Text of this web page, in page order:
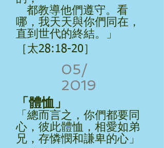
都教導他們遵守。看
哪，我天天與你們同在，
直到世代的終結。」
［太28:18-20］
05/
2019
「體恤」
「總而言之，你們都要同
心，彼此體恤，相愛如弟
兄，存憐憫和謙卑的心」